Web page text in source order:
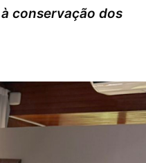
conservação dos